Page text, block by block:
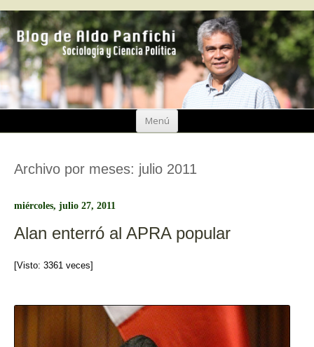
Menú
Ir
Archivo por meses: julio 2011
miércoles, julio 27, 2011
Alan enterró al APRA popular
[Visto: 3361 veces]